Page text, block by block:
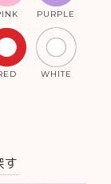
PURPLE
WHITE
す